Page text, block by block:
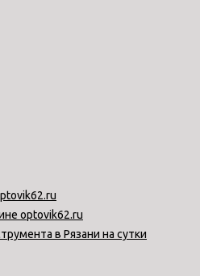
optovik62.ru
в Рязани на сутки